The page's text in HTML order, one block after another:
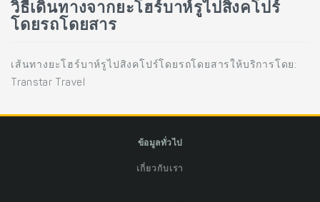
วิธีเดินทางจากยะโฮร์บาห์รูไปสิงคโปร์
โดยรถโดยสาร
เส้นทางยะโฮร์บาห์รูไปสิงคโปร์โดยรถโดยสารให้บริการโดย:
Transtar Travel
ข้อมูลทั่วไป
เกี่ยวกับเรา